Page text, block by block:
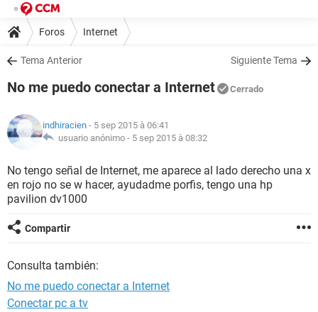
Foros Internet
Tema Anterior Siguiente Tema
No me puedo conectar a Internet Cerrado
indhiracien - 5 sep 2015 à 06:41
usuario anónimo - 5 sep 2015 à 08:32
No tengo señal de Internet, me aparece al lado derecho una x
en rojo no se w hacer, ayudadme porfis, tengo una hp
pavilion dv1000
Compartir
Consulta también:
No me puedo conectar a Internet
Conectar pc a tv